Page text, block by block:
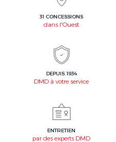
31 CONCESSIONS
dans l'Ouest
DEPUIS 1934
DMD à votre service
ENTRETIEN
par des experts DMD